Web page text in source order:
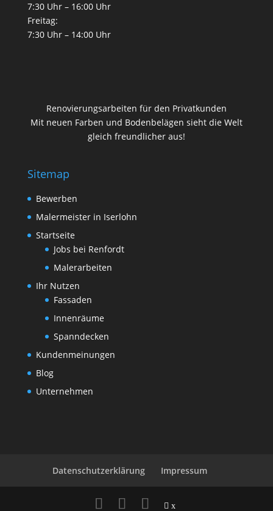
7:30 Uhr – 16:00 Uhr
Freitag:
7:30 Uhr – 14:00 Uhr
Renovierungsarbeiten für den Privatkunden
Mit neuen Farben und Bodenbelägen sieht die Welt
gleich freundlicher aus!
Sitemap
Bewerben
Malermeister in Iserlohn
Startseite
Jobs bei Renfordt
Malerarbeiten
Ihr Nutzen
Fassaden
Innenräume
Spanndecken
Kundenmeinungen
Blog
Unternehmen
Datenschutzerklärung Impressum
x